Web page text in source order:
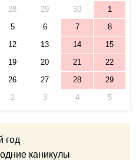
28 29 30 1
5 6 7 8
12 13 14 15
19 20 21 22
26 27 28 29
2 3 4 5
год
каникулы